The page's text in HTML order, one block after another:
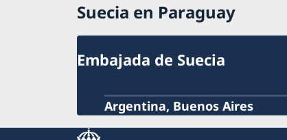
Suecia en Paraguay
Embajada de Suecia
Argentina, Buenos Aires